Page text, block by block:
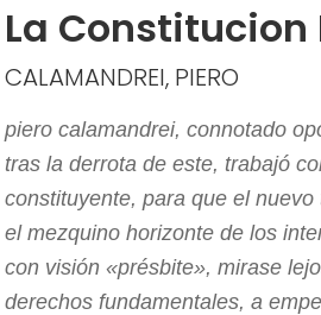
La
CALAMANDREI, PIERO
piero calamandrei, connotado
tras la derrota de este, trabajó
constituyente, para que el
el mezquino horizonte de los
con visión «présbite», mirase
derechos fundamentales, a